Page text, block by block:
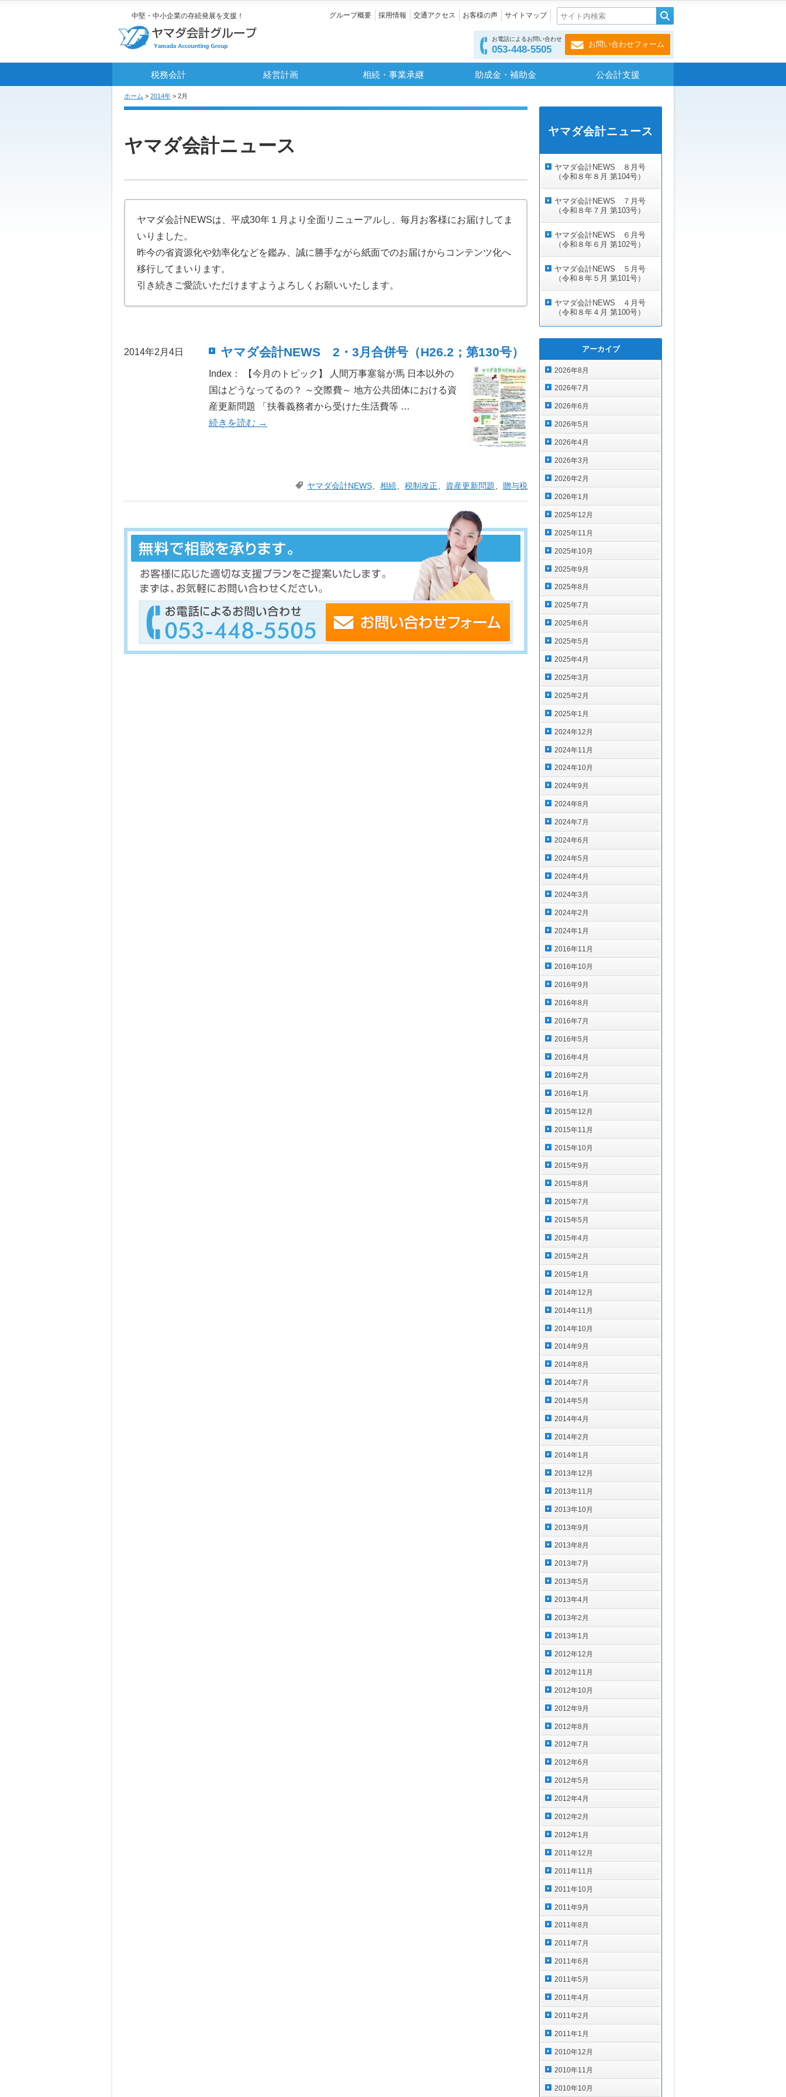
中堅・中小企業の存続発展を支援！ グループ概要 採用情報 交通アクセス お客様の声 サイトマップ
お電話によるお問い合わせ
053-448-5505 お問い合わせフォーム
税務会計 経営計画 相続・事業承継 助成金・補助金 公会計支援
ホーム > 2014年 > 2月
ヤマダ会計ニュース
ヤマダ会計NEWSは、平成30年１月より全面リニューアルし、毎月お客様にお届けしてま
いりました。
昨今の省資源化や効率化などを鑑み、誠に勝手ながら紙面でのお届けからコンテンツ化へ
移行してまいります。
引き続きご愛読いただけますようよろしくお願いいたします。
2014年2月4日 ヤマダ会計NEWS 2・3月合併号（H26.2；第130号）
Index： 【今月のトピック】 人間万事塞翁が馬 日本以外の
国はどうなってるの？ ～交際費～ 地方公共団体における資
産更新問題 「扶養義務者から受けた生活費等 …
続きを読む →
ヤマダ会計NEWS 相続 税制改正 資産更新問題 贈与税
ヤマダ会計ニュース
ヤマダ会計NEWS ８月号
（令和８年８月 第104号）
ヤマダ会計NEWS ７月号
（令和８年７月 第103号）
ヤマダ会計NEWS ６月号
（令和８年６月 第102号）
ヤマダ会計NEWS ５月号
（令和８年５月 第101号）
ヤマダ会計NEWS ４月号
（令和８年４月 第100号）
アーカイブ
2026年8月
2026年7月
2026年6月
2026年5月
2026年4月
2026年3月
2026年2月
2026年1月
2025年12月
2025年11月
2025年10月
2025年9月
2025年8月
2025年7月
2025年6月
2025年5月
2025年4月
2025年3月
2025年2月
2025年1月
2024年12月
2024年11月
2024年10月
2024年9月
2024年8月
2024年7月
2024年6月
2024年5月
2024年4月
2024年3月
2024年2月
2024年1月
2016年11月
2016年10月
2016年9月
2016年8月
2016年7月
2016年5月
2016年4月
2016年2月
2016年1月
2015年12月
2015年11月
2015年10月
2015年9月
2015年8月
2015年7月
2015年5月
2015年4月
2015年2月
2015年1月
2014年12月
2014年11月
2014年10月
2014年9月
2014年8月
2014年7月
2014年5月
2014年4月
2014年2月
2014年1月
2013年12月
2013年11月
2013年10月
2013年9月
2013年8月
2013年7月
2013年5月
2013年4月
2013年2月
2013年1月
2012年12月
2012年11月
2012年10月
2012年9月
2012年8月
2012年7月
2012年6月
2012年5月
2012年4月
2012年2月
2012年1月
2011年12月
2011年11月
2011年10月
2011年9月
2011年8月
2011年7月
2011年6月
2011年5月
2011年4月
2011年2月
2011年1月
2010年12月
2010年11月
2010年10月